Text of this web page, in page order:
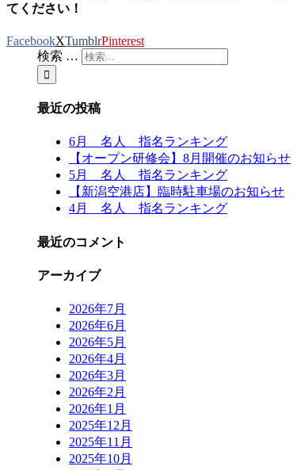
てください！
FacebookXTumblrPinterest
検索 …
最近の投稿
6月 名人 指名ランキング
【オープン研修会】8月開催のお知らせ
5月 名人 指名ランキング
【新潟空港店】臨時駐車場のお知らせ
4月 名人 指名ランキング
最近のコメント
アーカイブ
2026年7月
2026年6月
2026年5月
2026年4月
2026年3月
2026年2月
2026年1月
2025年12月
2025年11月
2025年10月